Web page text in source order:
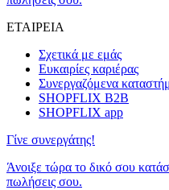
ΕΤΑΙΡΕΙΑ
Σχετικά με εμάς
Ευκαιρίες καριέρας
Συνεργαζόμενα
SHOPFLIX B2B
SHOPFLIX app
Γίνε συνεργάτης!
Άνοιξε τώρα το δικό σου
πωλήσεις σου.